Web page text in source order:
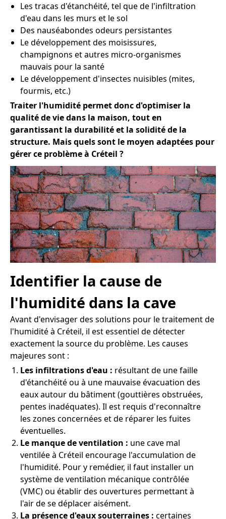
Les tracas d'étanchéité, tel que de l'infiltration
d'eau dans les murs et le sol
Des nauséabondes odeurs persistantes
Le développement des moisissures,
champignons et autres micro-organismes
mauvais pour la santé
Le développement d'insectes nuisibles (mites,
fourmis, etc.)
Traiter l'humidité permet donc d'optimiser la
qualité de vie dans la maison, tout en
garantissant la durabilité et la solidité de la
structure. Mais quels sont le moyen adaptées pour
gérer ce problème à Créteil ?
Identifier la cause de
l'humidité dans la cave
Avant d'envisager des solutions pour le traitement de
l'humidité à Créteil, il est essentiel de détecter
exactement la source du problème. Les causes
majeures sont :
Les infiltrations d'eau : résultant de une faille
d'étanchéité ou à une mauvaise évacuation des
eaux autour du bâtiment (gouttières obstruées,
pentes inadéquates). Il est requis d'reconnaître
les zones concernées et de réparer les fuites
éventuelles.
Le manque de ventilation : une cave mal
ventilée à Créteil encourage l'accumulation de
l'humidité. Pour y remédier, il faut installer un
système de ventilation mécanique contrôlée
(VMC) ou établir des ouvertures permettant à
l'air de se déplacer aisément.
La présence d'eaux souterraines : certaines